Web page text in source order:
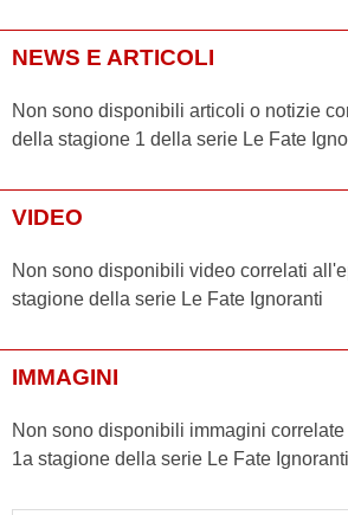
NEWS E ARTICOLI
Non sono disponibili articoli o notizie
della stagione 1 della serie Le Fate
VIDEO
Non sono disponibili video correlati
stagione della serie Le Fate Ignoranti
IMMAGINI
Non sono disponibili immagini
1a stagione della serie Le Fate Ignoranti